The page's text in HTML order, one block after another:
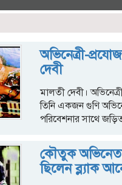
অভিনেত্রী-
দেবী
মালতী দেবী।
তিনি একজন গুণি
পরিবেশনার সাথে
কৌতুক অভিনেতা
ছিলেন ব্ল্যাক